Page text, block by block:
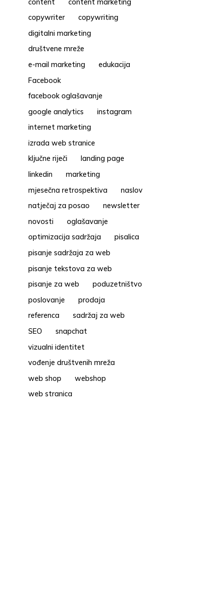
copywriter
copywriting
digitalni marketing
društvene mreže
e-mail marketing
edukacija
Facebook
facebook oglašavanje
google analytics
instagram
internet marketing
izrada web stranice
ključne riječi
landing page
linkedin
marketing
mjesečna retrospektiva
naslov
natječaj za posao
newsletter
novosti
oglašavanje
optimizacija sadržaja
pisalica
pisanje sadržaja za web
pisanje tekstova za web
pisanje za web
poduzetništvo
poslovanje
prodaja
referenca
sadržaj za web
SEO
snapchat
vizualni identitet
vođenje društvenih mreža
web shop
webshop
web stranica